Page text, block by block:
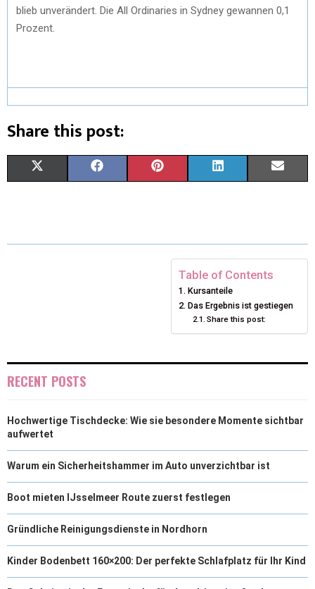
blieb unverändert. Die All Ordinaries in Sydney gewannen 0,1
Prozent.
Share this post:
W E T K
E
D
I
I
Table of Contents
Kursanteile
Das Ergebnis ist gestiegen
Share this post:
RECENT POSTS
Hochwertige Tischdecke: Wie sie besondere Momente sichtbar
aufwertet
Warum ein Sicherheitshammer im Auto unverzichtbar ist
Boot mieten IJsselmeer Route zuerst festlegen
Gründliche Reinigungsdienste in Nordhorn
Kinder Bodenbett 160×200: Der perfekte Schlafplatz für Ihr Kind